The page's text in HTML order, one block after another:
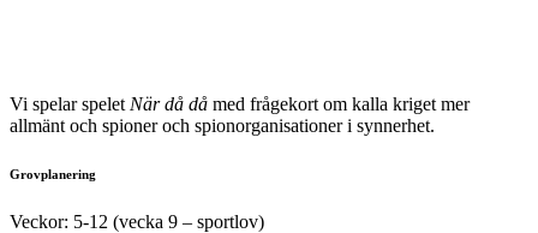
Vi spelar spelet När då då med frågekort om kalla kriget mer
allmänt och spioner och spionorganisationer i synnerhet.
Grovplanering
Veckor: 5-12 (vecka 9 – sportlov)